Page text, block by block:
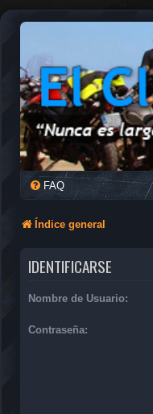
FAQ
Índice general
IDENTIFICARSE
Nombre de Usuario:
Contraseña: